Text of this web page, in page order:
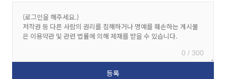
0 / 300